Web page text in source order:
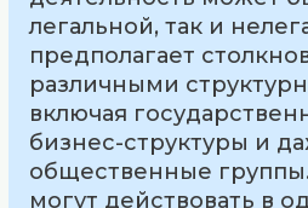
легальной, так и
предполагает
различными
включая
бизнес-структуры и
общественные
могут действовать в